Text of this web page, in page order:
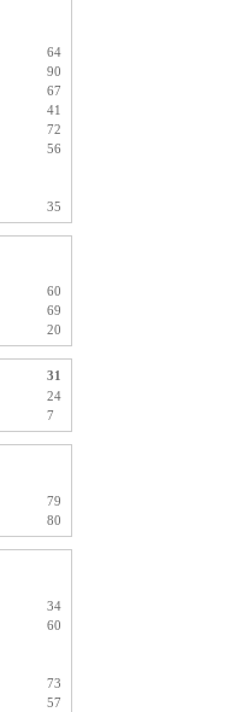
64
90
67
41
72
56
35
60
69
20
31
24
7
79
80
34
60
73
57